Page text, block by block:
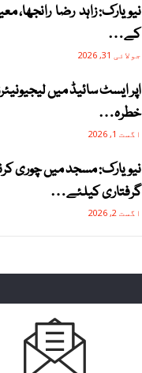
نیویارک: زاہد رضا رانجھا،
کے…
جولائی 31, 2026
اپر ایسٹ سائیڈ میں
خطرہ…
اگست 1, 2026
نیویارک: مسجد میں چوری
گرفتاری کیلئے…
اگست 2, 2026